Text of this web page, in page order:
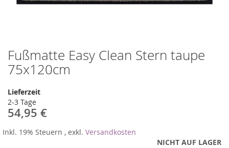
Fußmatte Easy Clean Stern taupe
75x120cm
Lieferzeit
2-3 Tage
54,95 €
Inkl. 19% Steuern , exkl. Versandkosten
NICHT AUF LAGER
Zum
Anfang
der
springen